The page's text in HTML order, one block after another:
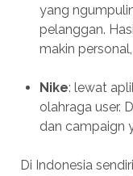
yang
pelanggan.
makin
Nike: lewat
olahraga user.
dan campaign
Di Indonesia